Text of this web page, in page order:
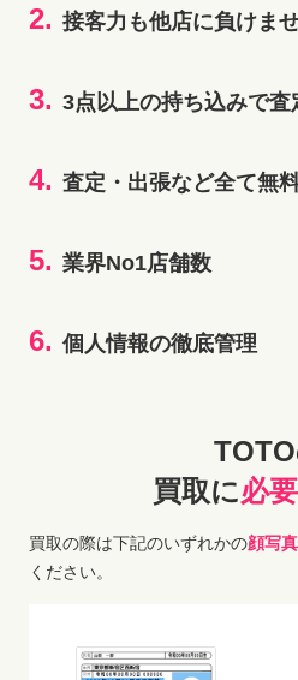
2. 接客力も他店に負けま
3. 3点以上の持ち込みで査
4. 査定・出張など全て無
5. 業界No1店舗数
6. 個人情報の徹底管理
買取に必
買取の際は下記のいずれかの顔写
ください。